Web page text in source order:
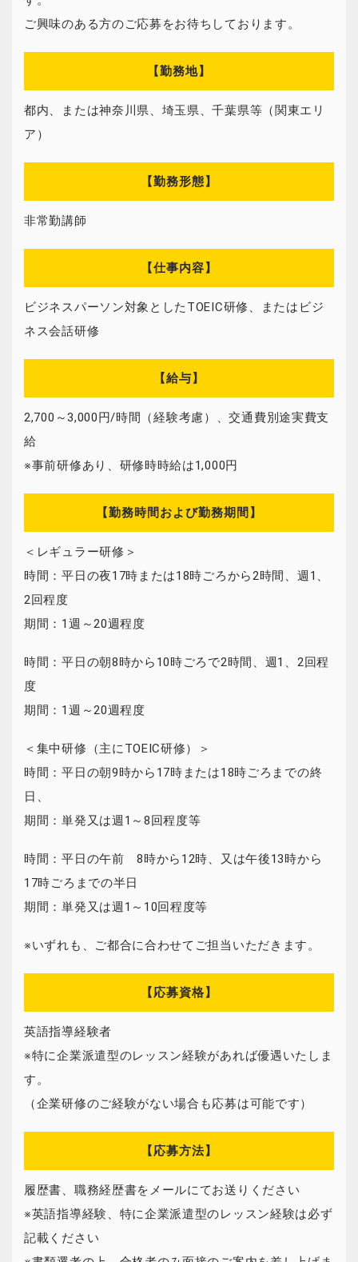
ご興味のある方のご応募をお待ちしております。
【勤務地】
都内、または神奈川県、埼玉県、千葉県等（関東エリ
ア）
【勤務形態】
非常勤講師
【仕事内容】
ビジネスパーソン対象としたTOEIC研修、またはビジ
ネス会話研修
【給与】
2,700～3,000円/時間（経験考慮）、交通費別途実費支
給
※事前研修あり、研修時時給は1,000円
【勤務時間および勤務期間】
＜レギュラー研修＞
時間：平日の夜17時または18時ごろから2時間、週1、
2回程度
期間：1週～20週程度
時間：平日の朝8時から10時ごろで2時間、週1、2回程
度
期間：1週～20週程度
＜集中研修（主にTOEIC研修）＞
時間：平日の朝9時から17時または18時ごろまでの終
日、
期間：単発又は週1～8回程度等
時間：平日の午前 8時から12時、又は午後13時から
17時ごろまでの半日
期間：単発又は週1～10回程度等
※いずれも、ご都合に合わせてご担当いただきます。
【応募資格】
英語指導経験者
※特に企業派遣型のレッスン経験があれば優遇いたしま
す。
（企業研修のご経験がない場合も応募は可能です）
【応募方法】
履歴書、職務経歴書をメールにてお送りください
※英語指導経験、特に企業派遣型のレッスン経験は必ず
記載ください